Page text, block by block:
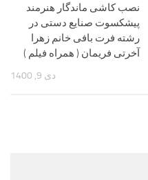
نصب کاشی ماندگار هنرمند
پیشکسوت صنایع دستی در
رشته فرت بافی خانم زهرا
آخرتی فریمان ( همراه فیلم )
دی 9, 1400